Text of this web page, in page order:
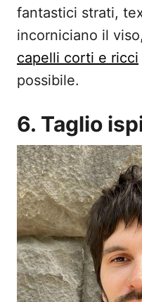
fantastici strati,
incorniciano il
capelli corti e ricci
possibile.
6. Taglio